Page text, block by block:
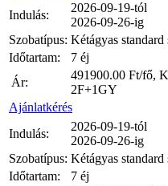
Indulás:
2026-09-19-tól
2026-09-26-ig
Szobatípus: Kétágyas standard
Időtartam:
7 éj
Ár:
491900.00 Ft/fő,
2F+1GY
Ajánlatkérés
Indulás:
2026-09-19-tól
2026-09-26-ig
Szobatípus: Kétágyas standard
Időtartam:
7 éj